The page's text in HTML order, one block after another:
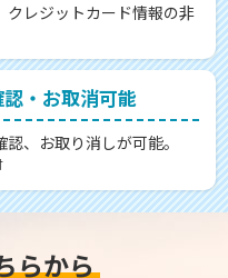
クレジットカード情報の非
・お取消可能
、お取り消しが可能。
らから